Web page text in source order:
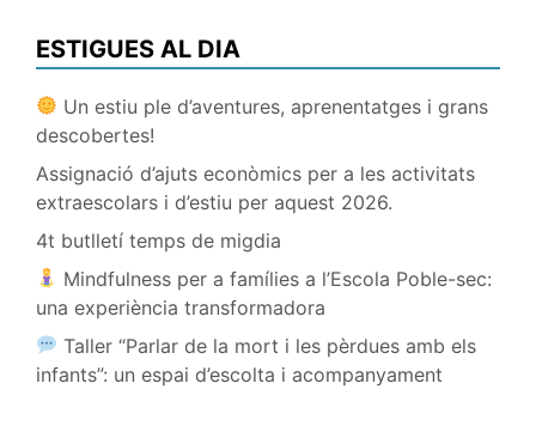
ESTIGUES AL DIA
Un estiu ple d’aventures, aprenentatges i grans
descobertes!
Assignació d’ajuts econòmics per a les activitats
extraescolars i d’estiu per aquest 2026.
4t butlletí temps de migdia
Mindfulness per a famílies a l’Escola Poble-sec:
una experiència transformadora
Taller “Parlar de la mort i les pèrdues amb els
infants”: un espai d’escolta i acompanyament